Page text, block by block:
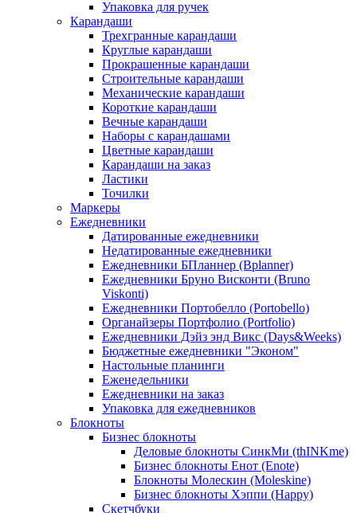
Упаковка для ручек
Карандаши
Трехгранные карандаши
Круглые карандаши
Прокрашенные карандаши
Строительные карандаши
Механические карандаши
Короткие карандаши
Вечные карандаши
Наборы с карандашами
Цветные карандаши
Карандаши на заказ
Ластики
Точилки
Маркеры
Ежедневники
Датированные ежедневники
Недатированные ежедневники
Ежедневники БПланнер (Bplanner)
Ежедневники Бруно Висконти (Bruno
Viskonti)
Ежедневники Портобелло (Portobello)
Органайзеры Портфолио (Portfolio)
Ежедневники Дэйз энд Викс (Days&Weeks)
Бюджетные ежедневники "Эконом"
Настольные планинги
Еженедельники
Ежедневники на заказ
Упаковка для ежедневников
Блокноты
Бизнес блокноты
Деловые блокноты СинкМи (thINKme)
Бизнес блокноты Енот (Enote)
Блокноты Молескин (Moleskine)
Бизнес блокноты Хэппи (Happy)
Скетчбуки